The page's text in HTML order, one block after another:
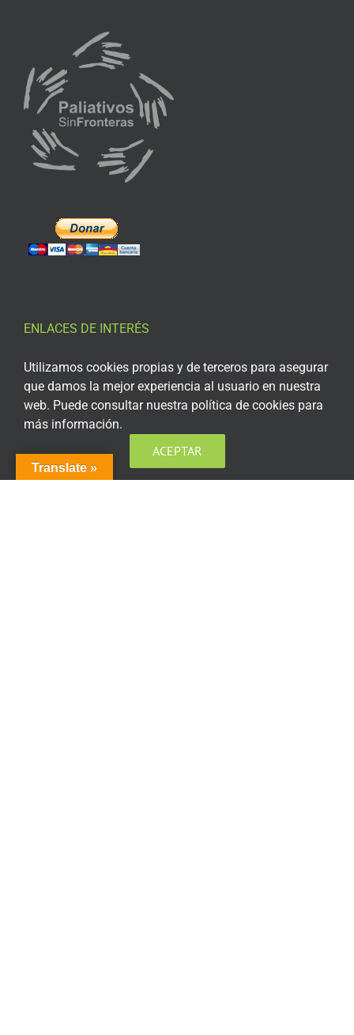
ENLACES DE INTERÉS
Aviso Legal
Política de privacidad
Política de privacidad Redes Sociales
Política de cookies
Translate »
Utilizamos cookies propias y de terceros para asegurar
que damos la mejor experiencia al usuario en nuestra
web. Puede consultar nuestra política de cookies para
más información.
ACEPTAR